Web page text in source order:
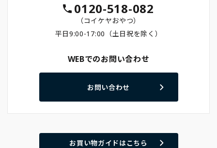
0120-518-082
（コイケヤおやつ）
平日9:00-17:00（土日祝を除く）
WEBでのお問い合わせ
お問い合わせ
お買い物ガイドはこちら